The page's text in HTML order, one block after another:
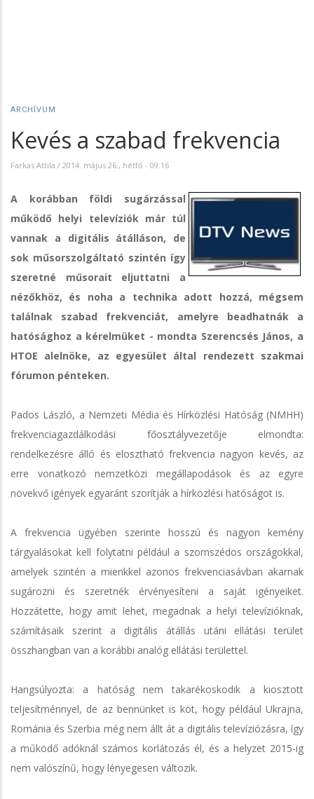
ARCHÍVUM
Kevés a szabad frekvencia
Farkas Attila / 2014. május 26., hétfő - 09:16
A korábban földi sugárzással
működő helyi televíziók már túl
vannak a digitális átálláson, de
sok műsorszolgáltató szintén így
szeretné műsorait eljuttatni a
nézőkhöz, és noha a technika adott hozzá, mégsem
találnak szabad frekvenciát, amelyre beadhatnák a
hatósághoz a kérelmüket - mondta Szerencsés János, a
HTOE alelnöke, az egyesület által rendezett szakmai
fórumon pénteken.
Pados László, a Nemzeti Média és Hírközlési Hatóság (NMHH)
frekvenciagazdálkodási főosztályvezetője elmondta:
rendelkezésre álló és elosztható frekvencia nagyon kevés, az
erre vonatkozó nemzetközi megállapodások és az egyre
növekvő igények egyaránt szorítják a hírközlési hatóságot is.
A frekvencia ügyében szerinte hosszú és nagyon kemény
tárgyalásokat kell folytatni például a szomszédos országokkal,
amelyek szintén a mienkkel azonos frekvenciasávban akarnak
sugározni és szeretnék érvényesíteni a saját igényeiket.
Hozzátette, hogy amit lehet, megadnak a helyi televízióknak,
számításaik szerint a digitális átállás utáni ellátási terület
összhangban van a korábbi analóg ellátási területtel.
Hangsúlyozta: a hatóság nem takarékoskodik a kiosztott
teljesítménnyel, de az bennünket is köt, hogy például Ukrajna,
Románia és Szerbia még nem állt át a digitális televíziózásra, így
a működő adóknál számos korlátozás él, és a helyzet 2015-ig
nem valószínű, hogy lényegesen változik.